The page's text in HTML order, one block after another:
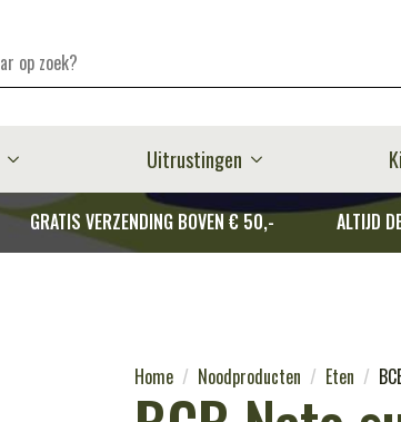
Uitrustingen
GRATIS VERZENDING BOVEN € 50,- ALTIJD
Home Noodproducten Eten